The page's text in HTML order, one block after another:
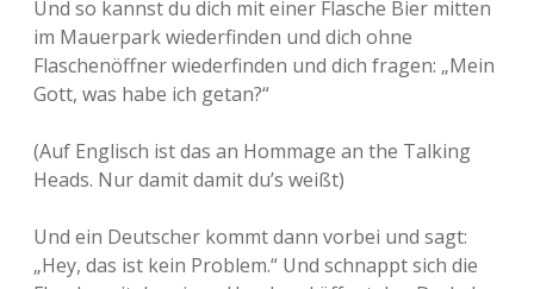
Und so kannst du dich mit einer Flasche Bier mitten
im Mauerpark wiederfinden und dich ohne
Flaschenöffner wiederfinden und dich fragen: „Mein
Gott, was habe ich getan?“
(Auf Englisch ist das an Hommage an the Talking
Heads. Nur damit damit du’s weißt)
Und ein Deutscher kommt dann vorbei und sagt:
„Hey, das ist kein Problem.“ Und schnappt sich die